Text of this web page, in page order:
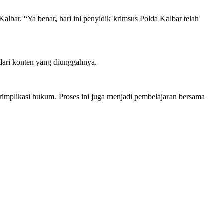
“Ya benar, hari ini penyidik krimsus Polda Kalbar telah
konten yang diunggahnya.
hukum. Proses ini juga menjadi pembelajaran bersama